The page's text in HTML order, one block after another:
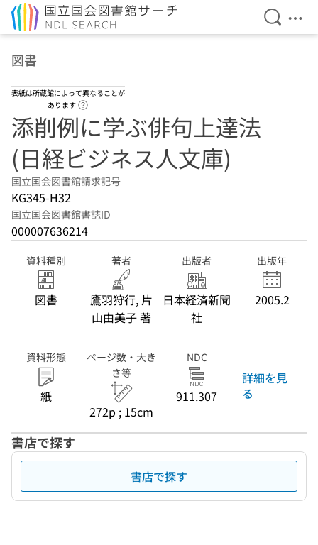
検索を
メ
図書
表紙は所蔵館によって異なることが
あります
添削例に学ぶ俳句上達法
(日経ビジネス人文庫)
国立国会図書館請求記号
KG345-H32
国立国会図書館書誌ID
000007636214
資料種別
図書
著者
鷹羽狩行, 片
山由美子 著
出版者
日本経済新聞
社
出版年
2005.2
資料形態
紙
ページ数・大き
さ等
272p ; 15cm
NDC
911.307
詳細を見
る
書店で探す
書店で探す